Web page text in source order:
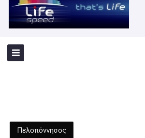
Πελοπόννησος